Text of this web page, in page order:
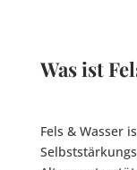
Was ist
Fels & Wasser